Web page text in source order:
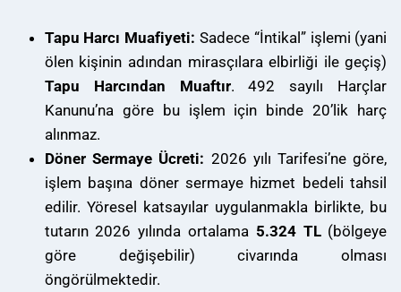
Tapu Harcı Muafiyeti: Sadece “İntikal” işlemi (yani
ölen kişinin adından mirasçılara elbirliği ile geçiş)
Tapu Harcından Muaftır. 492 sayılı Harçlar
Kanunu’na göre bu işlem için binde 20’lik harç
alınmaz.
Döner Sermaye Ücreti: 2026 yılı Tarifesi’ne göre,
işlem başına döner sermaye hizmet bedeli tahsil
edilir. Yöresel katsayılar uygulanmakla birlikte, bu
tutarın 2026 yılında ortalama 5.324 TL(bölgeye
göre değişebilir) civarında olması
öngörülmektedir.